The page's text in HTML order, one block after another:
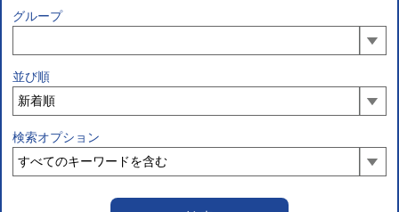
グループ
並び順
検索オプション